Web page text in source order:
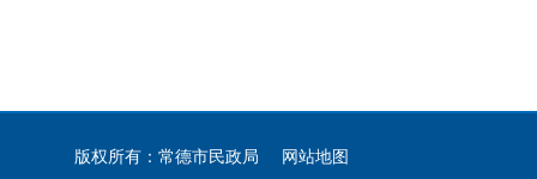
版权所有：常德市民政局
网站地图